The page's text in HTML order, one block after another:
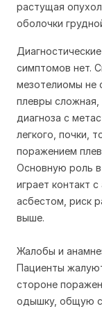
растущая
оболочки
симптомов нет.
мезотелиомы не
плевры сложная,
диагноза с
легкого, почки,
поражением
Основную роль
играет контакт
асбестом, риск
выше.
Жалобы и
Пациенты
стороне
одышку, общую